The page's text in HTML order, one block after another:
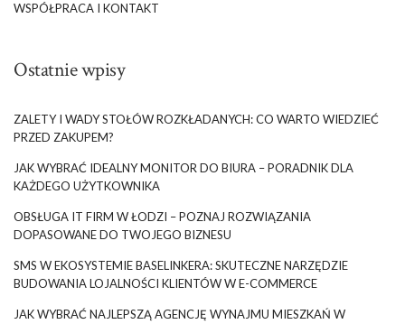
WSPÓŁPRACA I KONTAKT
Ostatnie wpisy
ZALETY I WADY STOŁÓW ROZKŁADANYCH: CO WARTO WIEDZIEĆ
PRZED ZAKUPEM?
JAK WYBRAĆ IDEALNY MONITOR DO BIURA – PORADNIK DLA
KAŻDEGO UŻYTKOWNIKA
OBSŁUGA IT FIRM W ŁODZI – POZNAJ ROZWIĄZANIA
DOPASOWANE DO TWOJEGO BIZNESU
SMS W EKOSYSTEMIE BASELINKERA: SKUTECZNE NARZĘDZIE
BUDOWANIA LOJALNOŚCI KLIENTÓW W E-COMMERCE
JAK WYBRAĆ NAJLEPSZĄ AGENCJĘ WYNAJMU MIESZKAŃ W